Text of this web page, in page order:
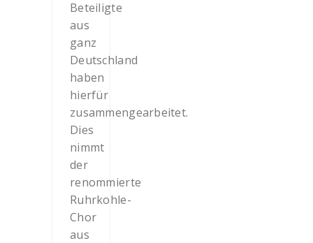
Beteiligte
aus
ganz
Deutschland
haben
hierfür
zusammengearbeitet.
Dies
nimmt
der
renommierte
Ruhrkohle-
Chor
aus